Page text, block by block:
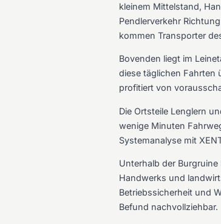
kleinem Mittelstand,
Pendlerverkehr
kommen Transporter
Bovenden liegt im
diese täglichen Fahrten
profitiert von
Die Ortsteile Lenglern
wenige Minuten
Systemanalyse mit
Unterhalb der
Handwerks und
Betriebssicherheit und
Befund nachvollziehbar.